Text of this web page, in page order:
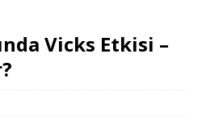
Vicks Etkisi –